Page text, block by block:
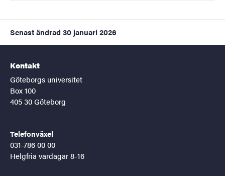
Senast ändrad 30 januari 2026
Kontakt
Göteborgs universitet
Box 100
405 30 Göteborg
Telefonväxel
031-786 00 00
Helgfria vardagar 8-16